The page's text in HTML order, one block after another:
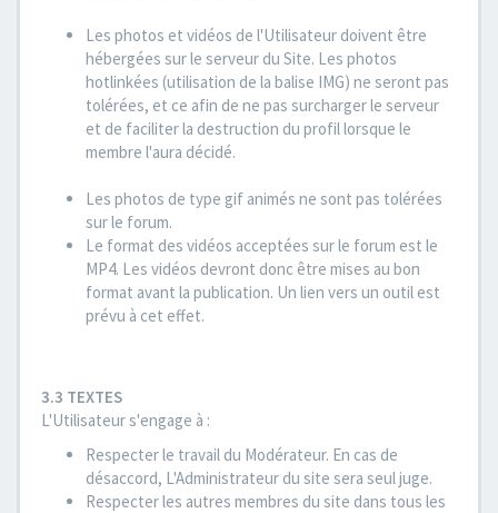
Les photos et vidéos de l'Utilisateur doivent être
hébergées sur le serveur du Site. Les photos
hotlinkées (utilisation de la balise IMG) ne seront pas
tolérées, et ce afin de ne pas surcharger le serveur
et de faciliter la destruction du profil lorsque le
membre l'aura décidé.
Les photos de type gif animés ne sont pas tolérées
sur le forum.
Le format des vidéos acceptées sur le forum est le
MP4. Les vidéos devront donc être mises au bon
format avant la publication. Un lien vers un outil est
prévu à cet effet.
3.3 TEXTES
L'Utilisateur s'engage à :
Respecter le travail du Modérateur. En cas de
désaccord, L'Administrateur du site sera seul juge.
Respecter les autres membres du site dans tous les